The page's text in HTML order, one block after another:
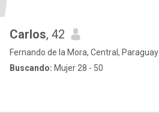
Carlos, 42
Fernando de la Mora, Central, Paraguay
Buscando: Mujer 28 - 50